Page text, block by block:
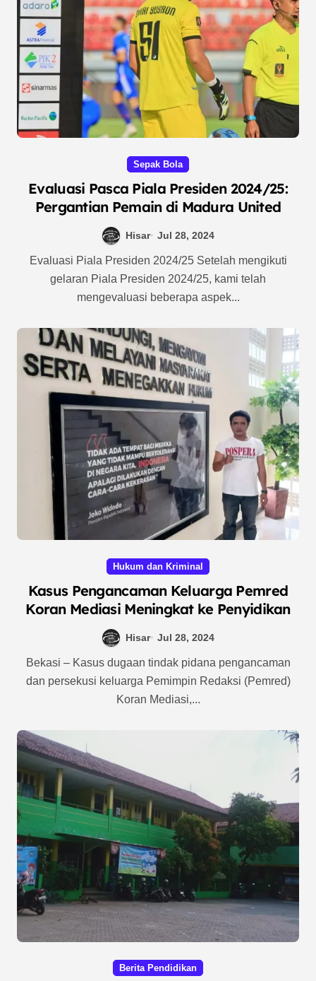
Sepak Bola
Evaluasi Pasca Piala Presiden 2024/25:
Pergantian Pemain di Madura United
Hisar Jul 28, 2024
Evaluasi Piala Presiden 2024/25 Setelah mengikuti
gelaran Piala Presiden 2024/25, kami telah
mengevaluasi beberapa aspek...
Hukum dan Kriminal
Kasus Pengancaman Keluarga Pemred
Koran Mediasi Meningkat ke Penyidikan
Hisar Jul 28, 2024
Bekasi – Kasus dugaan tindak pidana pengancaman
dan persekusi keluarga Pemimpin Redaksi (Pemred)
Koran Mediasi,...
Berita Pendidikan